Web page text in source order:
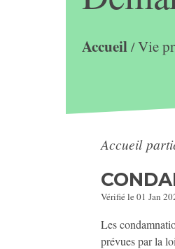
Accueil/Vie
Accueil
Vérifié le 01 Jan
Les
prévues par la